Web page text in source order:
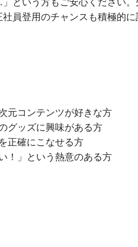
という方もご安心ください。
員登用のチャンスも積極的に
元コンテンツが好きな方
グッズに興味がある方
正確にこなせる方
！」という熱意のある方